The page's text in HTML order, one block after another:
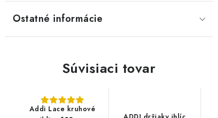
Ostatné informácie
Súvisiaci tovar
Addi Lace kruhové